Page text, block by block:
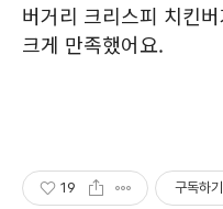
버거리 크리스피 치킨
크게 만족했어요.
19 구독하기